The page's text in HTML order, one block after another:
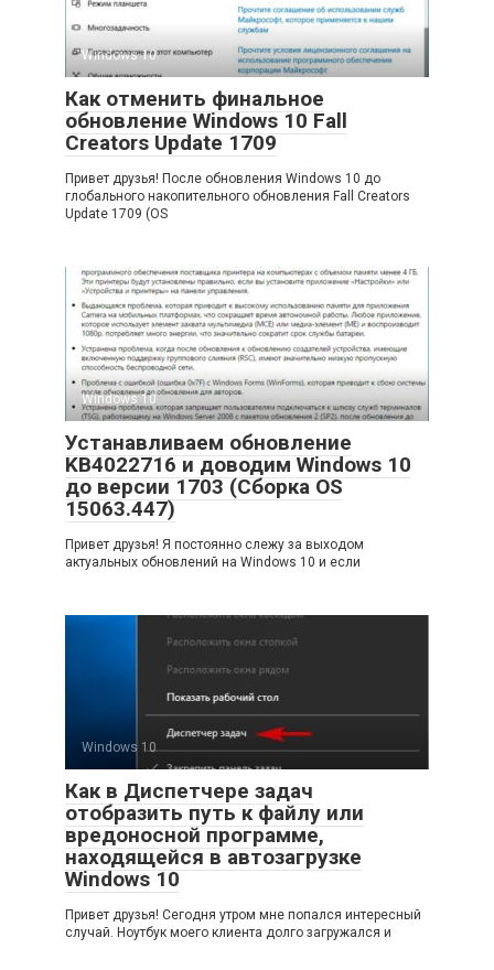
Windows 10
Как отменить финальное
обновление Windows 10 Fall
Creators Update 1709
Привет друзья! После обновления Windows 10 до
глобального накопительного обновления Fall Creators
Update 1709 (OS
Windows 10
Устанавливаем обновление
KB4022716 и доводим Windows 10
до версии 1703 (Сборка OS
15063.447)
Привет друзья! Я постоянно слежу за выходом
актуальных обновлений на Windows 10 и если
Windows 10
Как в Диспетчере задач
отобразить путь к файлу или
вредоносной программе,
находящейся в автозагрузке
Windows 10
Привет друзья! Сегодня утром мне попался интересный
случай. Ноутбук моего клиента долго загружался и